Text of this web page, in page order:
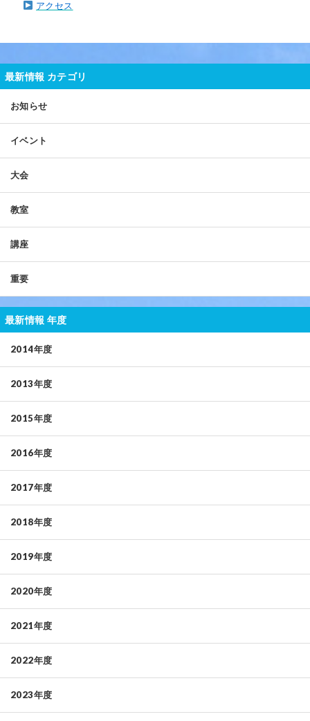
アクセス
最新情報 カテゴリ
お知らせ
イベント
大会
教室
講座
重要
最新情報 年度
2014年度
2013年度
2015年度
2016年度
2017年度
2018年度
2019年度
2020年度
2021年度
2022年度
2023年度